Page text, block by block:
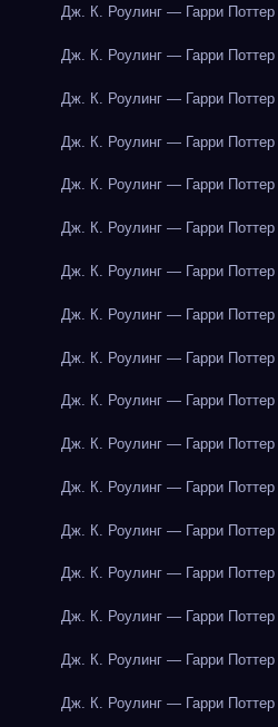
Дж. К. Роулинг — Гарри
Дж. К. Роулинг — Гарри
Дж. К. Роулинг — Гарри
Дж. К. Роулинг — Гарри
Дж. К. Роулинг — Гарри
Дж. К. Роулинг — Гарри
Дж. К. Роулинг — Гарри
Дж. К. Роулинг — Гарри
Дж. К. Роулинг — Гарри
Дж. К. Роулинг — Гарри
Дж. К. Роулинг — Гарри
Дж. К. Роулинг — Гарри
Дж. К. Роулинг — Гарри
Дж. К. Роулинг — Гарри
Дж. К. Роулинг — Гарри
Дж. К. Роулинг — Гарри
Дж. К. Роулинг — Гарри